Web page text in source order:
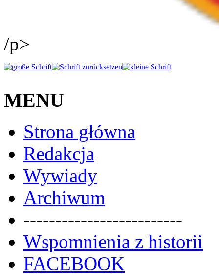
/p>
MENU
Strona główna
Redakcja
Wywiady
Archiwum
-------------------------
Wspomnienia z historii
FACEBOOK